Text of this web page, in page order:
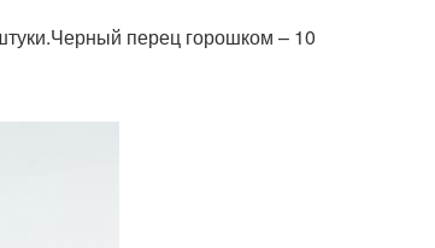
перец горошком – 10